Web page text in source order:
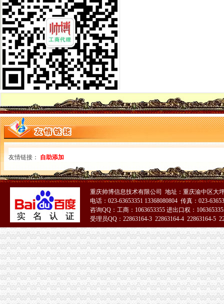
注册公司税务登记流程及费用.pdf
上海海外公司注册：2016注册公司好的选择-上海爱问分类
无锡市场：南长区五爱路代办公司证件税务登记公司注册代理记账
《税务知识大全》
代理记账_常州银通代理记账价格|代理记账_常州银通代理记账型号规格
北京市门头沟区为民服务中心
800元起优惠注册各区公司批增值税-上海58同城
分类广告_资讯频道_凤凰网
温州店面装饰哪家效果好？_商场装修|一起网装修
启事/公告__都市_温商网
公司办理社保的整个流程_点点_新浪博客
瓯海新闻-温州日报瓯网-温州新闻门户网-温州日报主办
江门地税全国推税务登记证等“十五证合一”企业提交材料将减
【上海丰皓企业登记代理有限公司】-主营：
丹地税局2011年8月份《涉税信息月报》
分类广告_新浪新闻
【财务会计】-起点8
中国常州高新区-【个管办】上下联动对新景一期商铺开展户管巡查工作
广东省网上办事大厅深圳市宝安分厅
两年开四家分店几千元办起家政公司（2）-理财频道-和讯网
温州公司营业执照、税务登记证代办等-温州58同城
寿县人民信息公开网
株洲市国家税务局门户网站
新桥办税务登记证
分类广告_新浪新闻
分类广告_资讯频道_凤凰网
高要重点项目（工作）监督况专栏
友情链接： 自助添加
重庆帅博信息技术有限公司 地址：重庆渝中区大
电话：023-63653351 13368080804 传真：023-
咨询QQ：工商：1063653355 进出口权：
受理员QQ：22863164-3 22863164-4 22863164-5
51La